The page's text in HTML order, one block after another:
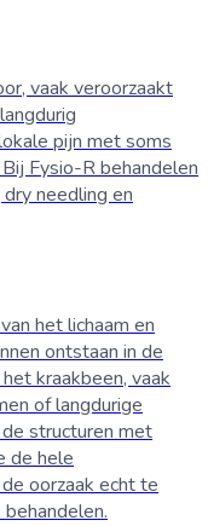
vaak veroorzaakt
pijn met soms
Fysio-R behandelen
needling en
het lichaam en
ontstaan in de
kraakbeen, vaak
of langdurige
structuren met
de hele
oorzaak echt te